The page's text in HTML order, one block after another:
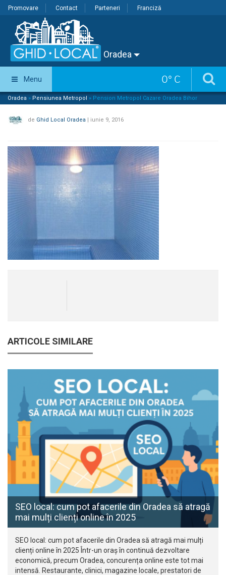
Promovare Contact Parteneri Franciză
Oradea
0° C
Menu
Oradea » Pensiunea Metropol » Pension Metropol Cazare Oradea Bihor
de Ghid Local Oradea | iunie 9, 2016
ARTICOLE SIMILARE
SEO local: cum pot afacerile din Oradea să atragă
mai mulți clienți online în 2025
SEO local: cum pot afacerile din Oradea să atragă mai mulți
clienți online în 2025 Într-un oraș în continuă dezvoltare
economică, precum Oradea, concurența online este tot mai
intensă. Restaurante, clinici, magazine locale, prestatori de